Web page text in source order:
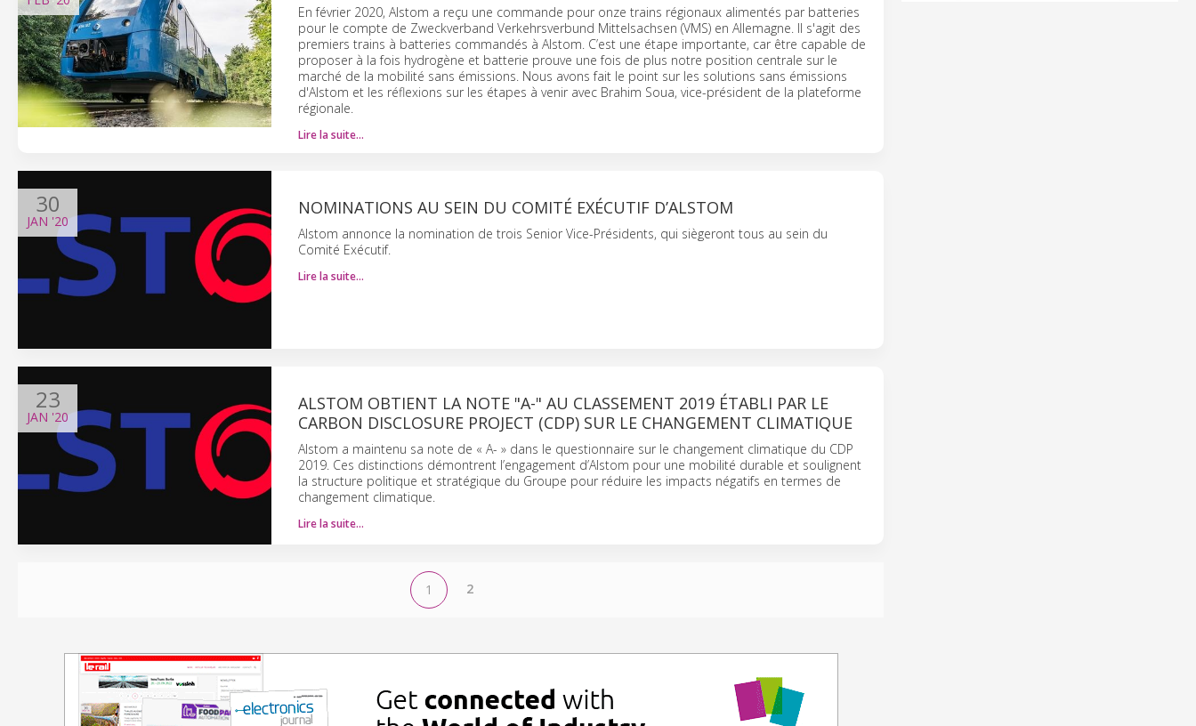
En février 2020, Alstom a reçu une commande pour onze trains régionaux alimentés par batteries
pour le compte de Zweckverband Verkehrsverbund Mittelsachsen (VMS) en Allemagne. Il s'agit des
premiers trains à batteries commandés à Alstom. C’est une étape importante, car être capable de
proposer à la fois hydrogène et batterie prouve une fois de plus notre position centrale sur le
marché de la mobilité sans émissions. Nous avons fait le point sur les solutions sans émissions
d'Alstom et les réflexions sur les étapes à venir avec Brahim Soua, vice-président de la plateforme
régionale.
Lire la suite…
30
JAN '20
NOMINATIONS AU SEIN DU COMITÉ EXÉCUTIF D’ALSTOM
Alstom annonce la nomination de trois Senior Vice-Présidents, qui siègeront tous au sein du
Comité Exécutif.
Lire la suite…
23
JAN '20
ALSTOM OBTIENT LA NOTE "A-" AU CLASSEMENT 2019 ÉTABLI PAR LE
CARBON DISCLOSURE PROJECT (CDP) SUR LE CHANGEMENT CLIMATIQUE
Alstom a maintenu sa note de « A- » dans le questionnaire sur le changement climatique du CDP
2019. Ces distinctions démontrent l’engagement d’Alstom pour une mobilité durable et soulignent
la structure politique et stratégique du Groupe pour réduire les impacts négatifs en termes de
changement climatique.
Lire la suite…
1 2